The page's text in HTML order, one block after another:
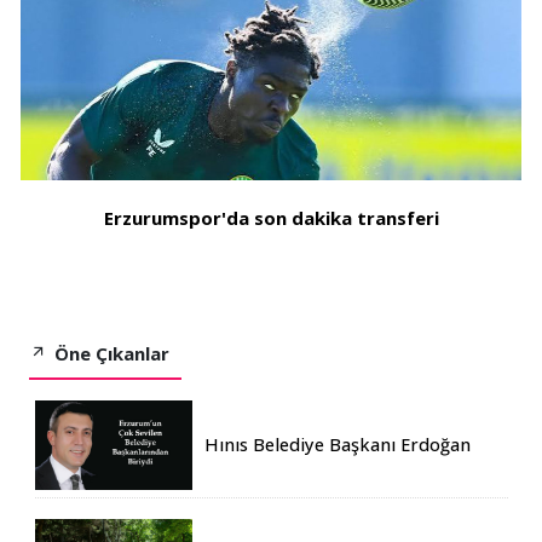
Erzurumspor'da son dakika transferi
Öne Çıkanlar
Hınıs Belediye Başkanı Erdoğan